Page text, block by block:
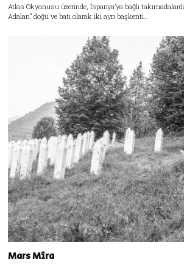
Atlas Okyanusu üzerinde, İspanya’ya bağlı
Adaları” doğu ve batı olarak iki ayrı başkenti…
Mars Mîra